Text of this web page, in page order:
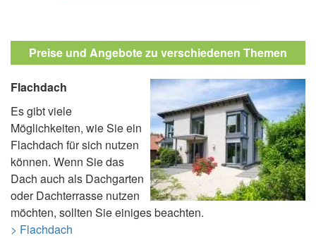
Preise und Angebote zu verschiedenen Themen
Flachdach
Es gibt viele
Möglichkeiten, wie Sie ein
Flachdach für sich nutzen
können. Wenn Sie das
Dach auch als Dachgarten
oder Dachterrasse nutzen
möchten, sollten Sie einiges beachten.
> Flachdach